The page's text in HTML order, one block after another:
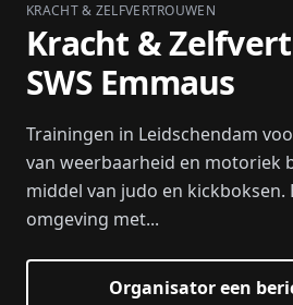
KRACHT & ZELFVERTROUWEN
Kracht &
SWS Emmaus
Trainingen in Leidschendam
van weerbaarheid en motoriek
middel van judo en kickboksen.
omgeving met...
Organisator een